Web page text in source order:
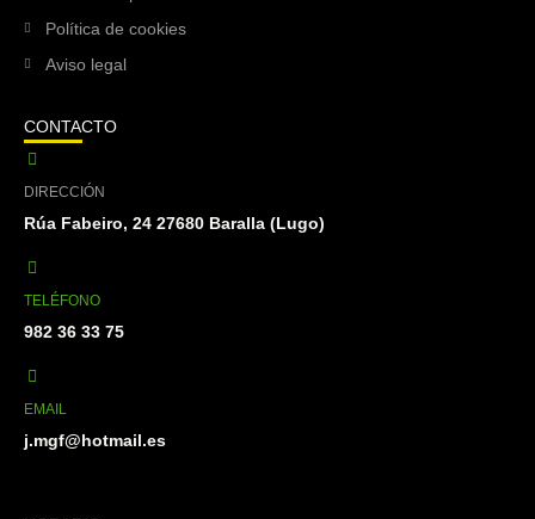
Política de cookies
Aviso legal
CONTACTO
DIRECCIÓN
Rúa Fabeiro, 24 27680 Baralla (Lugo)
TELÉFONO
982 36 33 75
EMAIL
j.mgf@hotmail.es